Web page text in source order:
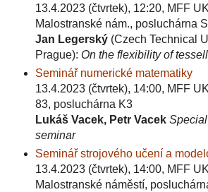
13.4.2023 (čtvrtek), 12:20, MFF
Malostranské nám., posluchárna
Jan Legerský(Czech Technical
Prague): On the flexibility of
Seminář numerické matematiky
13.4.2023 (čtvrtek), 14:00, MFF
83, posluchárna K3
Lukáš Vacek, Petr Vacek
seminar
Seminář strojového učení a
13.4.2023 (čtvrtek), 14:00, MFF
Malostranské náměstí,